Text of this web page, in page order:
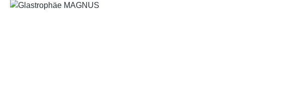
Bildergalerie überspringen